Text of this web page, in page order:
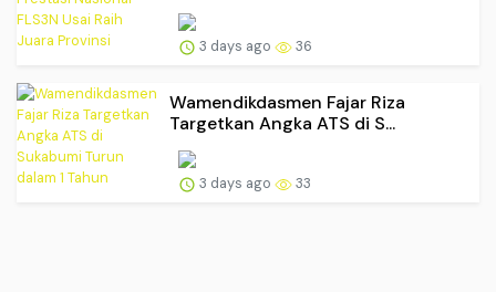
3 days ago 36
Wamendikdasmen Fajar Riza
Targetkan Angka ATS di S...
3 days ago 33